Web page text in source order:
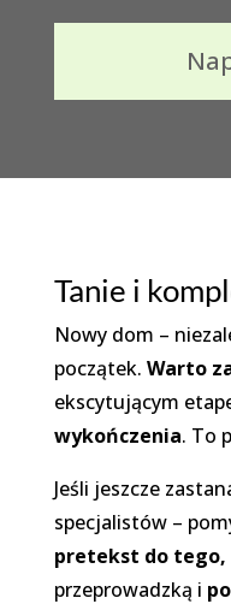
Tanie i
Nowy dom –
początek. Warto
ekscytującym
wykończenia. To
Jeśli jeszcze
specjalistów –
pretekst do tego,
przeprowadzką i